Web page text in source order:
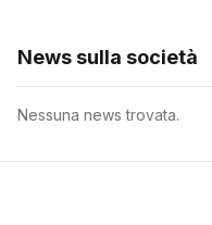
News sulla società
Nessuna news trovata.